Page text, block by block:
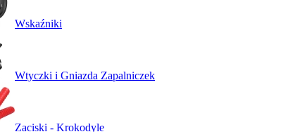
Wskaźniki
Wtyczki i Gniazda Zapalniczek
Zaciski - Krokodyle